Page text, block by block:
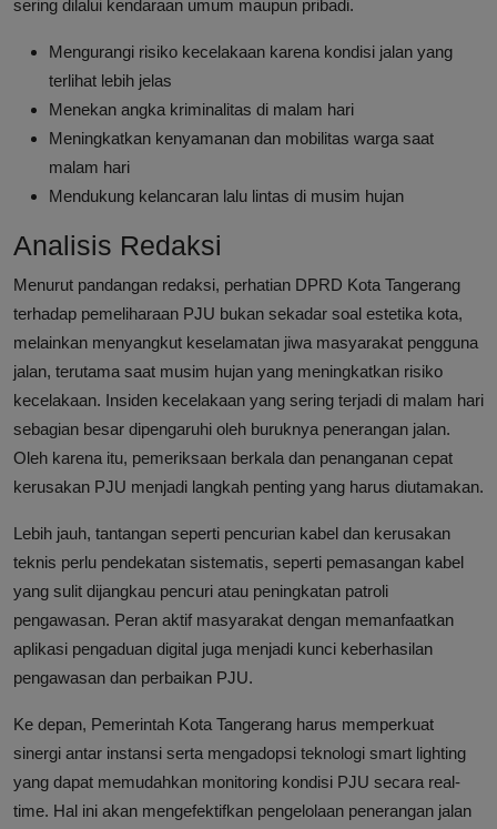
sering dilalui kendaraan umum maupun pribadi.
Mengurangi risiko kecelakaan karena kondisi jalan yang
terlihat lebih jelas
Menekan angka kriminalitas di malam hari
Meningkatkan kenyamanan dan mobilitas warga saat
malam hari
Mendukung kelancaran lalu lintas di musim hujan
Analisis Redaksi
Menurut pandangan redaksi, perhatian DPRD Kota Tangerang
terhadap pemeliharaan PJU bukan sekadar soal estetika kota,
melainkan menyangkut keselamatan jiwa masyarakat pengguna
jalan, terutama saat musim hujan yang meningkatkan risiko
kecelakaan. Insiden kecelakaan yang sering terjadi di malam hari
sebagian besar dipengaruhi oleh buruknya penerangan jalan.
Oleh karena itu, pemeriksaan berkala dan penanganan cepat
kerusakan PJU menjadi langkah penting yang harus diutamakan.
Lebih jauh, tantangan seperti pencurian kabel dan kerusakan
teknis perlu pendekatan sistematis, seperti pemasangan kabel
yang sulit dijangkau pencuri atau peningkatan patroli
pengawasan. Peran aktif masyarakat dengan memanfaatkan
aplikasi pengaduan digital juga menjadi kunci keberhasilan
pengawasan dan perbaikan PJU.
Ke depan, Pemerintah Kota Tangerang harus memperkuat
sinergi antar instansi serta mengadopsi teknologi smart lighting
yang dapat memudahkan monitoring kondisi PJU secara real-
time. Hal ini akan mengefektifkan pengelolaan penerangan jalan